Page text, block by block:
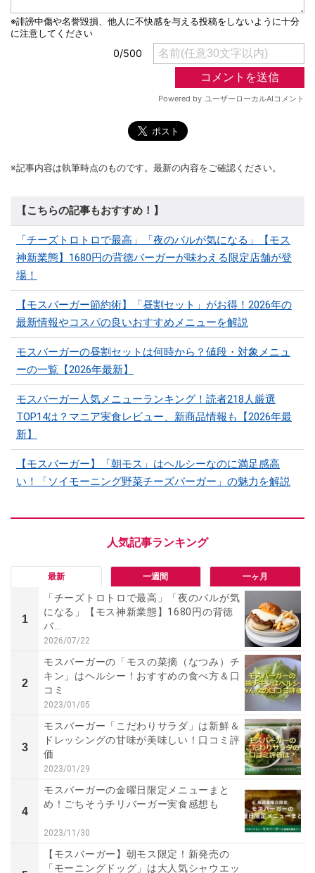
※記事内容は執筆時点のものです。最新の内容をご確認ください。
【こちらの記事もおすすめ！】
「チーズトロトロで最高」「夜のバルが気になる」【モス
神新業態】1680円の背徳バーガーが味わえる限定店舗が登
場！
【モスバーガー節約術】「昼割セット」がお得！2026年の
最新情報やコスパの良いおすすめメニューを解説
モスバーガーの昼割セットは何時から？値段・対象メニュ
ーの一覧【2026年最新】
モスバーガー人気メニューランキング！読者218人厳選
TOP14は？マニア実食レビュー、新商品情報も【2026年最
新】
【モスバーガー】「朝モス」はヘルシーなのに満足感高
い！「ソイモーニング野菜チーズバーガー」の魅力を解説
最新 一週間 一ヶ月
1
「チーズトロトロで最高」「夜のバルが気
になる」【モス神新業態】1680円の背徳
バ...
2026/07/22
2
モスバーガーの「モスの菜摘（なつみ）チ
キン」はヘルシー！おすすめの食べ方＆口
コミ
2023/01/05
3
モスバーガー「こだわりサラダ」は新鮮＆
ドレッシングの甘味が美味しい！口コミ評
価
2023/01/29
4
モスバーガーの金曜日限定メニューまと
め！ごちそうチリバーガー実食感想も
2023/11/30
【モスバーガー】朝モス限定！新発売の
「モーニングドッグ」は大人気シャウエッ